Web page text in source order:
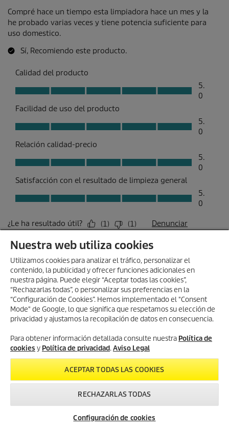
Nuestra web utiliza cookies
Utilizamos cookies para analizar el tráfico, personalizar el
contenido, la publicidad y ofrecer funciones adicionales en
nuestra página. Puede elegir “Aceptar todas las cookies”,
“Rechazarlas todas”, o personalizar sus preferencias en la
“Configuración de Cookies”. Hemos implementado el "Consent
Mode" de Google, lo que significa que respetamos su elección de
privacidad y ajustamos la recopilación de datos en consecuencia.
Para obtener información detallada consulte nuestra Política de
cookies y Política de privacidad.Aviso Legal
ACEPTAR TODAS LAS COOKIES
RECHAZARLAS TODAS
Configuración de cookies